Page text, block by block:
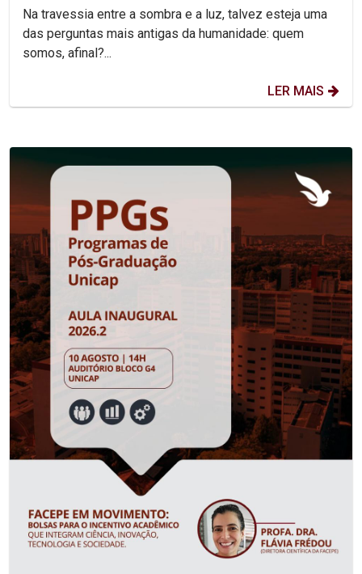
Na travessia entre a sombra e a luz, talvez esteja uma
das perguntas mais antigas da humanidade: quem
somos, afinal?...
LER MAIS